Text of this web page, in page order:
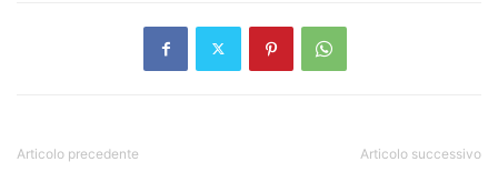
Articolo precedente Articolo successivo